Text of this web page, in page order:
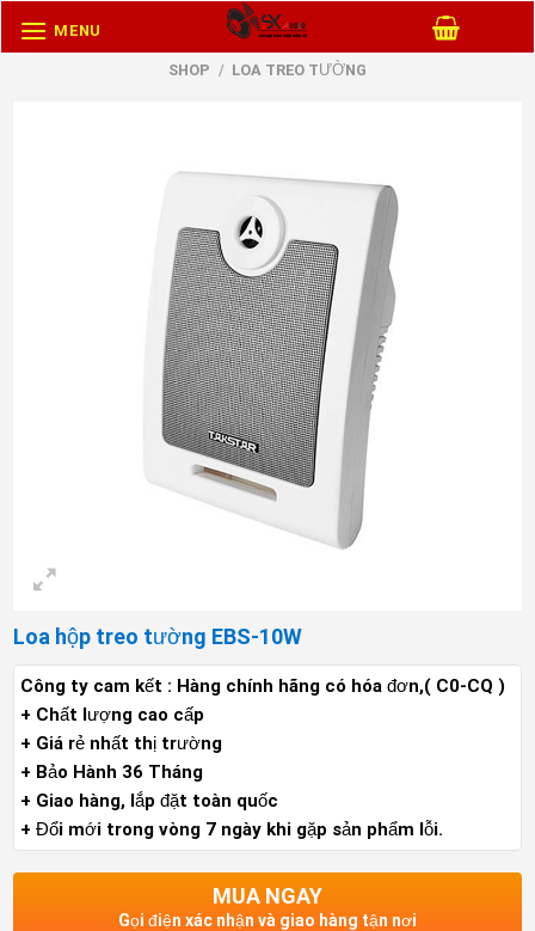
MENU
SHOP / LOA TREO TƯỜNG
Loa hộp treo tường EBS-10W
Công ty cam kết : Hàng chính hãng có hóa đơn,( C0-CQ )
+ Chất lượng cao cấp
+ Giá rẻ nhất thị trường
+ Bảo Hành 36 Tháng
+ Giao hàng, lắp đặt toàn quốc
+ Đổi mới trong vòng 7 ngày khi gặp sản phẩm lỗi.
MUA NGAY
Gọi điện xác nhận và giao hàng tận nơi